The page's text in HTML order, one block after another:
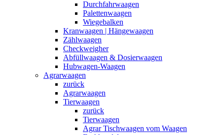
Durchfahrwaagen
Palettenwaagen
Wiegebalken
Kranwaagen | Hängewaagen
Zählwaagen
Checkweigher
Abfüllwaagen & Dosierwaagen
Hubwagen-Waagen
Agrarwaagen
zurück
Agrarwaagen
Tierwaagen
zurück
Tierwaagen
Agrar Tischwaagen vom Waagen